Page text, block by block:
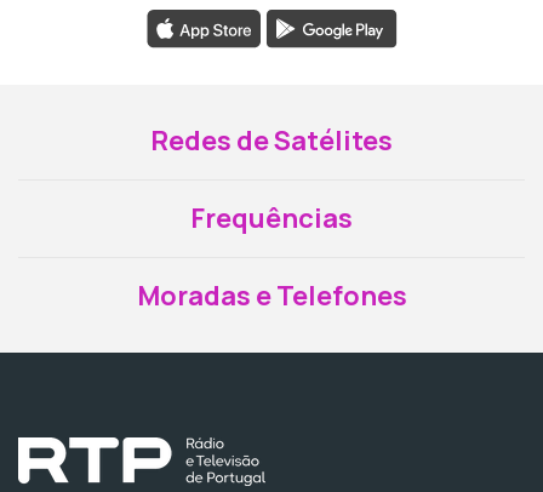
Redes de Satélites
Frequências
Moradas e Telefones